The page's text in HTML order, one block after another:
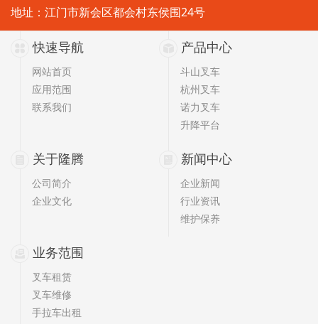
快速导航
网站首页
应用范围
联系我们
产品中心
斗山叉车
杭州叉车
诺力叉车
升降平台
关于隆腾
公司简介
企业文化
新闻中心
企业新闻
行业资讯
维护保养
业务范围
叉车租赁
叉车维修
手拉车出租
地址：江门市新会区都会村东侯围24号